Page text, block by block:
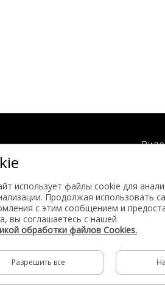
собой
и ст 146
использует файлы cookie для
Продолжая использовать
с этим сообщением и
вы соглашаетесь с нашей
обработки файлов Cookies.
Разрешить все